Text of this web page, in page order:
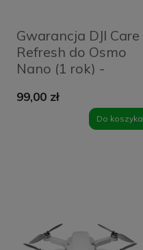
Gwarancja DJI Care
Refresh do Osmo
Nano (1 rok) -
99,00 zł
Do koszyka